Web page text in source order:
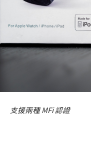
支援兩種 MFi 認證